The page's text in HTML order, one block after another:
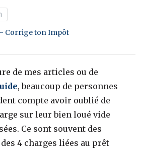
Corrige ton Impôt
de mes articles ou de
, beaucoup de personnes
compte avoir oublié de
sur leur bien loué vide
Ce sont souvent des
4 charges liées au prêt